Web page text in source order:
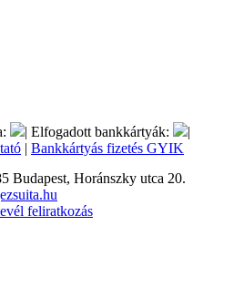
| Elfogadott bankkártyák:
|
| Bankkártyás fizetés GYIK
Budapest, Horánszky utca 20.
feliratkozás